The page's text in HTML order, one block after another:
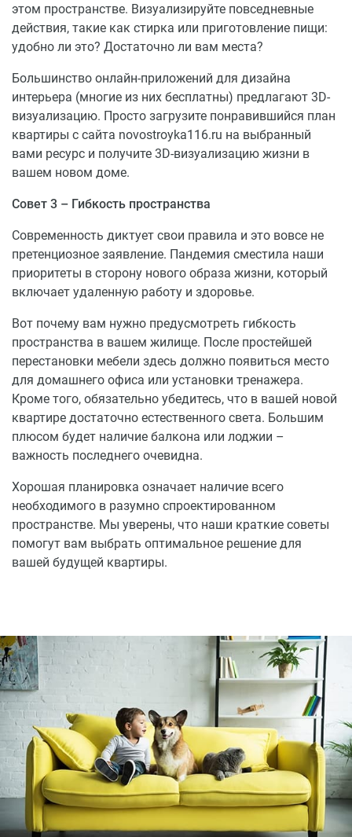
этом пространстве. Визуализируйте повседневные
действия, такие как стирка или приготовление пищи:
удобно ли это? Достаточно ли вам места?
Большинство онлайн-приложений для дизайна
интерьера (многие из них бесплатны) предлагают 3D-
визуализацию. Просто загрузите понравившийся план
квартиры с сайта novostroyka116.ru на выбранный
вами ресурс и получите 3D-визуализацию жизни в
вашем новом доме.
Совет 3 – Гибкость пространства
Современность диктует свои правила и это вовсе не
претенциозное заявление. Пандемия сместила наши
приоритеты в сторону нового образа жизни, который
включает удаленную работу и здоровье.
Вот почему вам нужно предусмотреть гибкость
пространства в вашем жилище. После простейшей
перестановки мебели здесь должно появиться место
для домашнего офиса или установки тренажера.
Кроме того, обязательно убедитесь, что в вашей новой
квартире достаточно естественного света. Большим
плюсом будет наличие балкона или лоджии –
важность последнего очевидна.
Хорошая планировка означает наличие всего
необходимого в разумно спроектированном
пространстве. Мы уверены, что наши краткие советы
помогут вам выбрать оптимальное решение для
вашей будущей квартиры.